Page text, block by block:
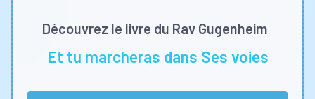
Découvrez le livre du Rav Gugenheim
Et tu marcheras dans Ses voies